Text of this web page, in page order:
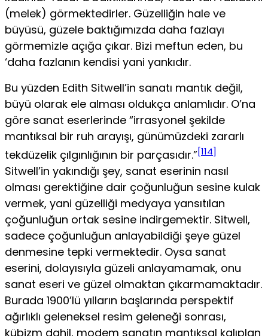
(melek) görmektedirler. Güzelliğin hale ve
büyüsü, güzele baktığımızda daha fazlayı
görmemizle açığa çıkar. Bizi meftun eden, bu
‘daha fazlanın kendisi yani yankıdır.
Bu yüzden Edith Sitwell’in sanatı mantık değil,
büyü olarak ele al­ması oldukça anlamlıdır. O’na
göre sanat eserlerinde “irrasyonel şekilde
mantıksal bir ruh arayışı, günümüzdeki zararlı
tekdüzelik çılgınlığının bir parçasıdır.”[114]
Sitwell’in yakındığı şey, sanat eserinin nasıl
olması gerektiğine dair çoğunluğun sesine kulak
vermek, yani güzelliği med­yaya yansıtılan
çoğunluğun ortak sesine indirgemektir. Sitwell,
sadece çoğunluğun anlayabildiği şeye güzel
denmesine tepki vermektedir. Oysa sanat
eserini, dolayısıyla güzeli anlayamamak, onu
sanat eseri ve güzel olmaktan çıkarmamaktadır.
Burada 1900’lü yılların başlarında perspek­tif
ağırlıklı geleneksel resim geleneği sonrası,
kübizm dahil, modem sanatın mantıksal kalıplan